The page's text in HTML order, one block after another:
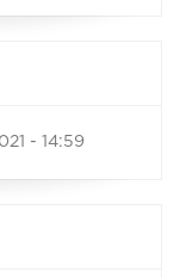
- 14:59